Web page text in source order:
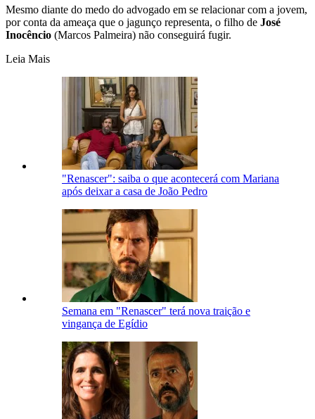
Mesmo diante do medo do advogado em se relacionar com a jovem,
por conta da ameaça que o jagunço representa, o filho de José
Inocêncio (Marcos Palmeira) não conseguirá fugir.
Leia Mais
"Renascer": saiba o que acontecerá com Mariana
após deixar a casa de João Pedro
Semana em "Renascer" terá nova traição e
vingança de Egídio